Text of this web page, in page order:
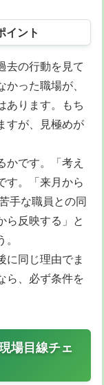
イント
去の行動を見て
った職場が、
あります。もち
すが、見極めが
かです。「考え
す。「来月から
手な職員との同
ら反映する」と
に同じ理由でま
ら、必ず条件を
場目線チェ